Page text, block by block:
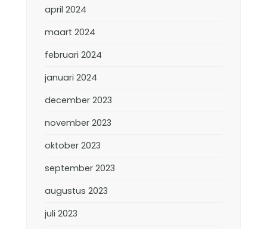
april 2024
maart 2024
februari 2024
januari 2024
december 2023
november 2023
oktober 2023
september 2023
augustus 2023
juli 2023